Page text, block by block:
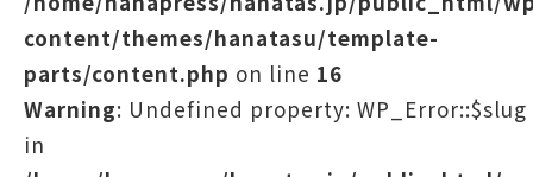
content/themes/hanatasu/template-
parts/content.php on line 16
Warning: Undefined property: WP_Error::$slug
in